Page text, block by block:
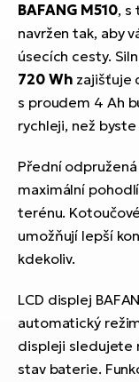
BAFANG M510, s
navržen tak, aby
úsecích cesty.
720 Wh zajišťuje
s proudem 4 Ah
rychleji, než byste
Přední
maximální
terénu.
umožňují lepší
kdekoliv.
LCD displej
automatický
displeji sledujete
stav baterie.